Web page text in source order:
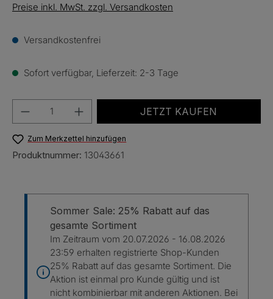
Preise inkl. MwSt. zzgl. Versandkosten
Versandkostenfrei
Sofort verfügbar, Lieferzeit: 2-3 Tage
Produkt Anzahl: Gib den gewünschten
JETZT KAUFEN
Zum Merkzettel hinzufügen
Produktnummer: 13043661
Sommer Sale: 25% Rabatt auf das
gesamte Sortiment
Im Zeitraum vom 20.07.2026 - 16.08.2026
23:59 erhalten registrierte Shop-Kunden
25% Rabatt auf das gesamte Sortiment. Die
Aktion ist einmal pro Kunde gültig und ist
nicht kombinierbar mit anderen Aktionen. Bei